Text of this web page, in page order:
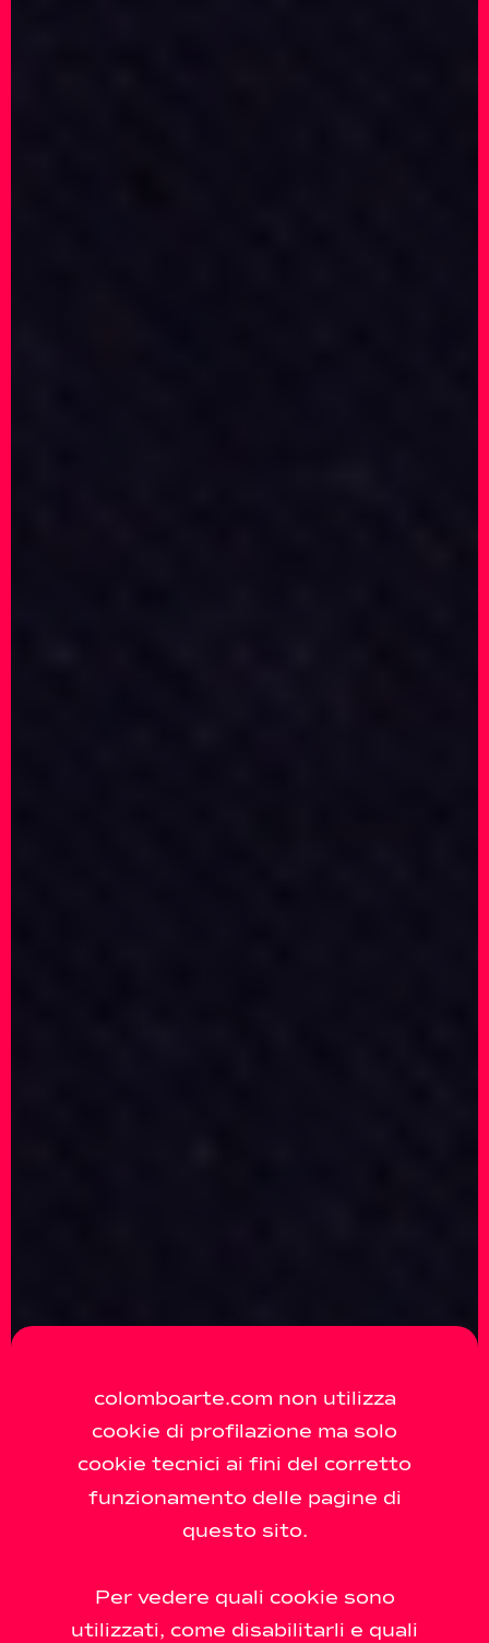
colomboarte.com non utilizza
cookie di profilazione ma solo
cookie tecnici ai fini del corretto
funzionamento delle pagine di
questo sito.
Per vedere quali cookie sono
utilizzati, come disabilitarli e quali